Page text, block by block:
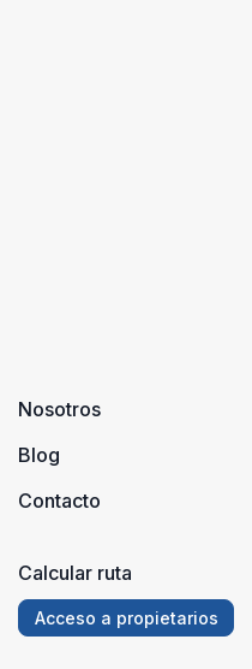
Nosotros
Blog
Contacto
Calcular ruta
Acceso a propietarios